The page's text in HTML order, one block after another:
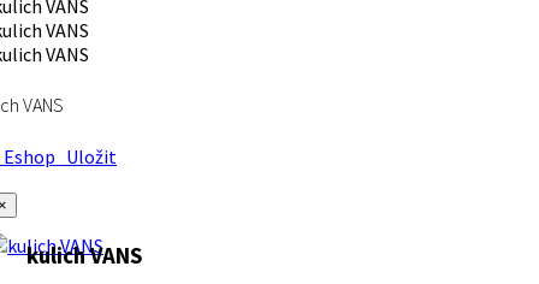
VANS
Uložit
kulich VANS